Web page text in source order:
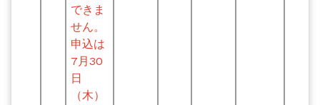
できま
せん。
申込は
7月30
日
（木）